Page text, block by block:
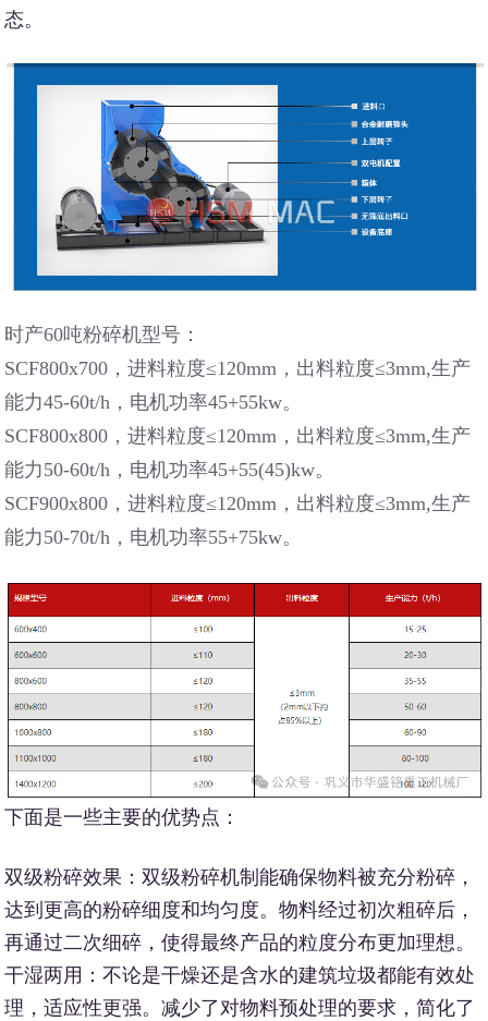
态。
时产60吨粉碎机型号：
SCF800x700，进料粒度≤120mm，出料粒度≤3mm,生产
能力45-60t/h，电机功率45+55kw。
SCF800x800，进料粒度≤120mm，出料粒度≤3mm,生产
能力50-60t/h，电机功率45+55(45)kw。
SCF900x800，进料粒度≤120mm，出料粒度≤3mm,生产
能力50-70t/h，电机功率55+75kw。
下面是一些主要的优势点：
双级粉碎效果：双级粉碎机制能确保物料被充分粉碎，
达到更高的粉碎细度和均匀度。物料经过初次粗碎后，
再通过二次细碎，使得最终产品的粒度分布更加理想。
干湿两用：不论是干燥还是含水的建筑垃圾都能有效处
理，适应性更强。减少了对物料预处理的要求，简化了